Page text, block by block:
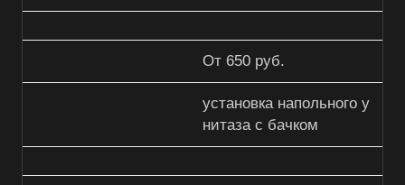
От 650 руб.
установка напольного у
нитаза с бачком